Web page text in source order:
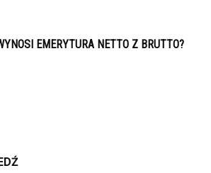
EMERYTURA NETTO Z BRUTTO?